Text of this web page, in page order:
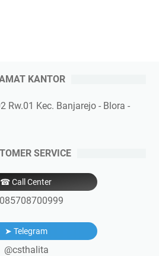
KANTOR
Rw.01 Kec. Banjarejo - Blora -
SERVICE
☎ Call Center
➤ Telegram
@csthalita